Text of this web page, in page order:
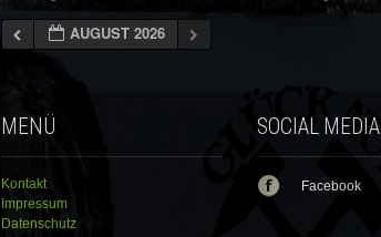
AUGUST 2026
MENÜ
Kontakt
Impressum
Datenschutz
SOCIAL MEDIA
Facebook